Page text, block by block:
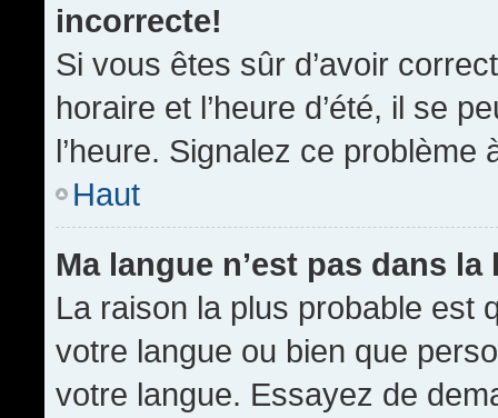
incorrecte!
Si vous êtes sûr d’avoir
horaire et l’heure d’été, il se
l’heure. Signalez ce problème
Haut
Ma langue n’est pas dans la
La raison la plus probable est
votre langue ou bien que
votre langue. Essayez de